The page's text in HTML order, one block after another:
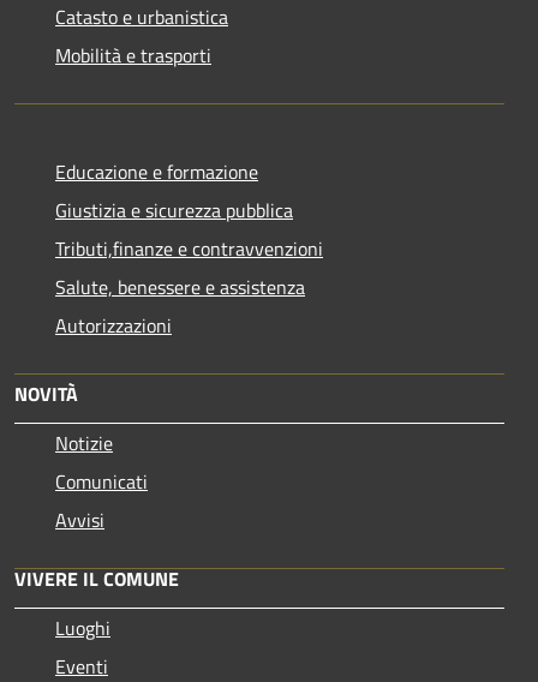
Catasto e urbanistica
Mobilità e trasporti
Educazione e formazione
Giustizia e sicurezza pubblica
Tributi,finanze e contravvenzioni
Salute, benessere e assistenza
Autorizzazioni
NOVITÀ
Notizie
Comunicati
Avvisi
VIVERE IL COMUNE
Luoghi
Eventi